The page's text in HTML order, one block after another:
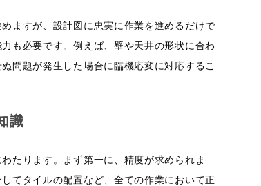
ますが、設計図に忠実に作業を進めるだけで
も必要です。例えば、壁や天井の形状に合わ
問題が発生した場合に臨機応変に対応するこ
識
たります。まず第一に、精度が求められま
てタイルの配置など、全ての作業において正